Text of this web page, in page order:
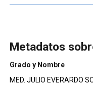
Metadatos
Grado y Nombre
MED. JULIO EVERARDO